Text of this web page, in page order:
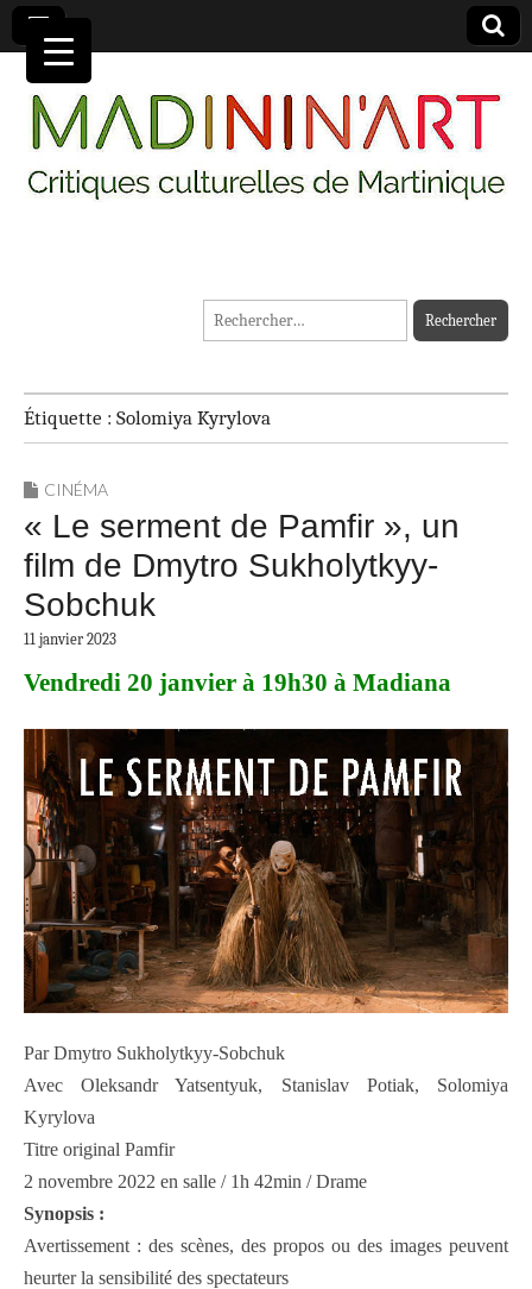
MADININ'ART
Rechercher :
Étiquette : Solomiya Kyrylova
CINÉMA
« Le serment de Pamfir », un
film de Dmytro Sukholytkyy-
Sobchuk
11 janvier 2023
Vendredi 20 janvier à 19h30 à Madiana
Par Dmytro Sukholytkyy-Sobchuk
Avec Oleksandr Yatsentyuk, Stanislav Potiak, Solomiya
Kyrylova
Titre original Pamfir
2 novembre 2022 en salle / 1h 42min / Drame
Synopsis :
Avertissement : des scènes, des propos ou des images peuvent
heurter la sensibilité des spectateurs